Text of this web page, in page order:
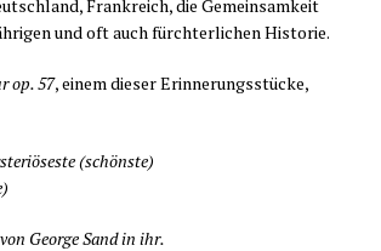
Frank­reich, die Gemein­sam­keit
und oft auch fürch­ter­li­chen Historie.
op. 57, einem die­ser Erin­ne­rungs­stü­cke,
(schöns­te)
Geor­ge Sand in ihr.